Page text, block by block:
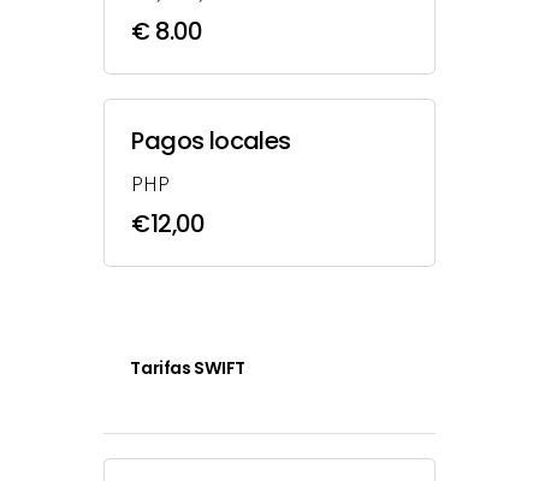
€ 8.00
Pagos locales
PHP
€12,00
Tarifas SWIFT